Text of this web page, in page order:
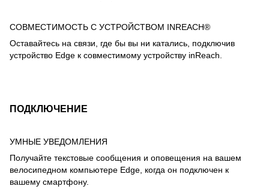
СОВМЕСТИМОСТЬ С УСТРОЙСТВОМ INREACH®
Оставайтесь на связи, где бы вы ни катались, подключив
устройство Edge к совместимому устройству inReach.
ПОДКЛЮЧЕНИЕ
УМНЫЕ УВЕДОМЛЕНИЯ
Получайте текстовые сообщения и оповещения на вашем
велосипедном компьютере Edge, когда он подключен к
вашему смартфону.